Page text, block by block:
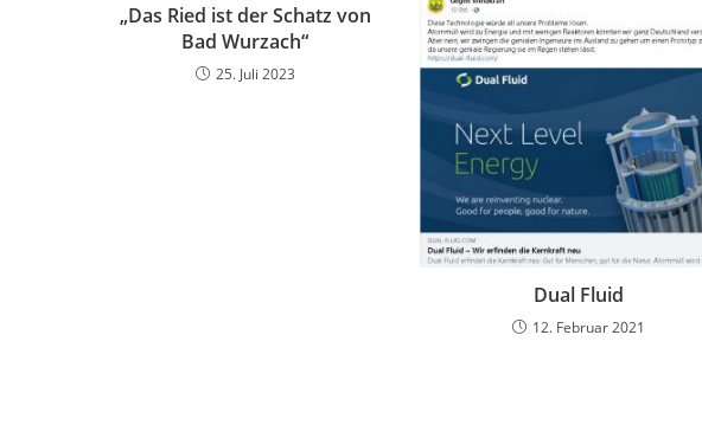
„Das Ried ist der Schatz von
Bad Wurzach“
25. Juli 2023
Dual Fluid
12. Februar 2021